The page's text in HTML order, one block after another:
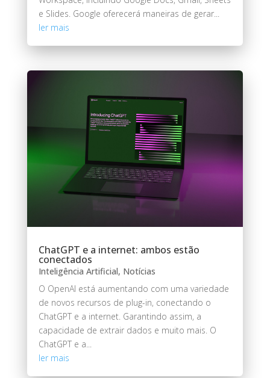
e Slides. Google oferecerá maneiras de gerar...
ler mais
ChatGPT e a internet: ambos estão
conectados
Inteligência Artificial, Notícias
O OpenAI está aumentando com uma variedade
de novos recursos de plug-in, conectando o
ChatGPT e a internet. Garantindo assim, a
capacidade de extrair dados e muito mais. O
ChatGPT e a...
ler mais